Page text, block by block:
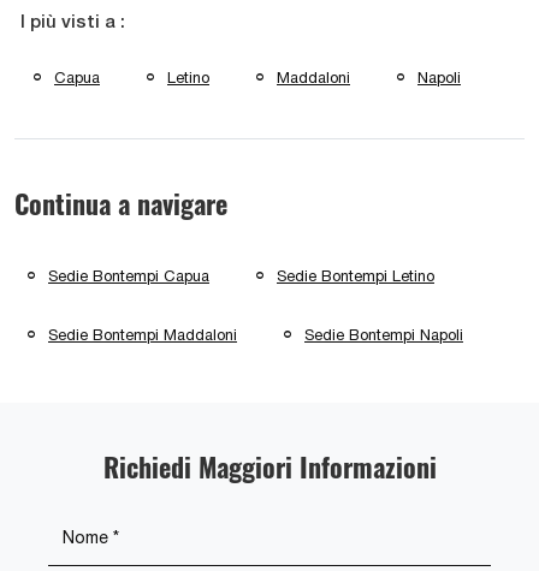
I più visti a :
Capua Letino Maddaloni Napoli
Continua a navigare
Sedie Bontempi Capua Sedie Bontempi Letino
Sedie Bontempi Maddaloni Sedie Bontempi Napoli
Richiedi Maggiori Informazioni